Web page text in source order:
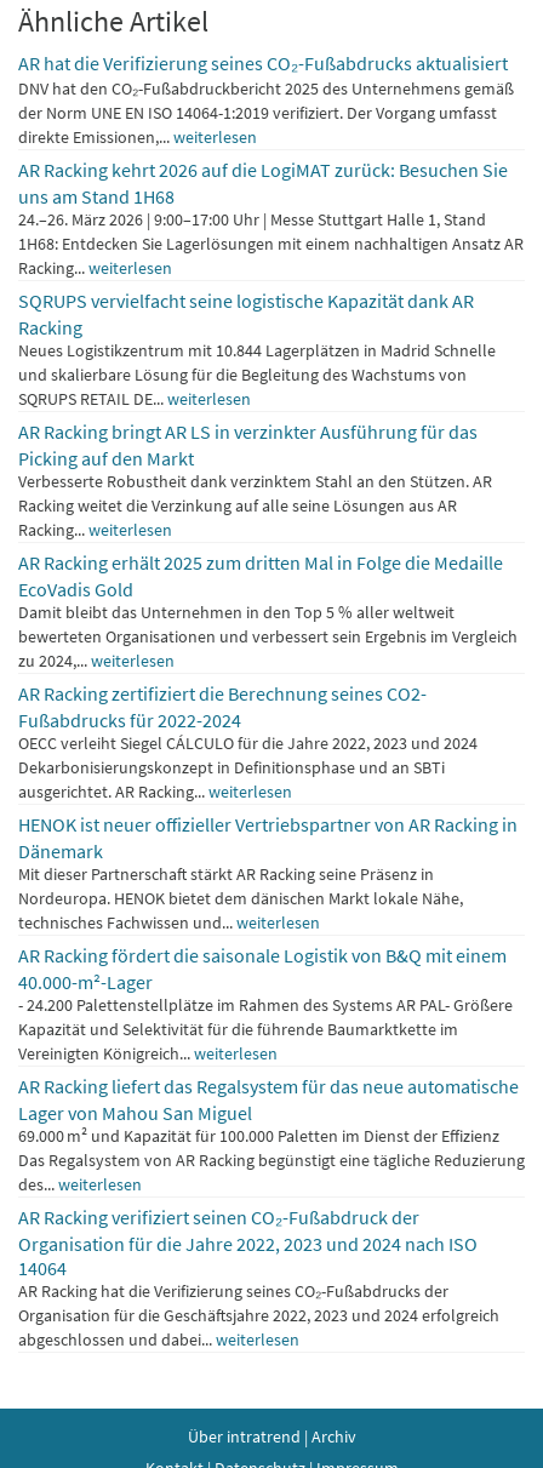
Ähnliche Artikel
AR hat die Verifizierung seines CO₂-Fußabdrucks aktualisiert
DNV hat den CO₂-Fußabdruckbericht 2025 des Unternehmens gemäß
der Norm UNE EN ISO 14064-1:2019 verifiziert. Der Vorgang umfasst
direkte Emissionen,...weiterlesen
AR Racking kehrt 2026 auf die LogiMAT zurück: Besuchen Sie
uns am Stand 1H68
24.–26. März 2026 | 9:00–17:00 Uhr | Messe Stuttgart Halle 1, Stand
1H68: Entdecken Sie Lagerlösungen mit einem nachhaltigen Ansatz AR
Racking...weiterlesen
SQRUPS vervielfacht seine logistische Kapazität dank AR
Racking
Neues Logistikzentrum mit 10.844 Lagerplätzen in Madrid Schnelle
und skalierbare Lösung für die Begleitung des Wachstums von
SQRUPS RETAIL DE...weiterlesen
AR Racking bringt AR LS in verzinkter Ausführung für das
Picking auf den Markt
Verbesserte Robustheit dank verzinktem Stahl an den Stützen. AR
Racking weitet die Verzinkung auf alle seine Lösungen aus AR
Racking...weiterlesen
AR Racking erhält 2025 zum dritten Mal in Folge die Medaille
EcoVadis Gold
Damit bleibt das Unternehmen in den Top 5 % aller weltweit
bewerteten Organisationen und verbessert sein Ergebnis im Vergleich
zu 2024,...weiterlesen
AR Racking zertifiziert die Berechnung seines CO2-
Fußabdrucks für 2022-2024
OECC verleiht Siegel CÁLCULO für die Jahre 2022, 2023 und 2024
Dekarbonisierungskonzept in Definitionsphase und an SBTi
ausgerichtet. AR Racking...weiterlesen
HENOK ist neuer offizieller Vertriebspartner von AR Racking in
Dänemark
Mit dieser Partnerschaft stärkt AR Racking seine Präsenz in
Nordeuropa. HENOK bietet dem dänischen Markt lokale Nähe,
technisches Fachwissen und...weiterlesen
AR Racking fördert die saisonale Logistik von B&Q mit einem
40.000-m²-Lager
- 24.200 Palettenstellplätze im Rahmen des Systems AR PAL- Größere
Kapazität und Selektivität für die führende Baumarktkette im
Vereinigten Königreich...weiterlesen
AR Racking liefert das Regalsystem für das neue automatische
Lager von Mahou San Miguel
69.000 m² und Kapazität für 100.000 Paletten im Dienst der Effizienz
Das Regalsystem von AR Racking begünstigt eine tägliche Reduzierung
des...weiterlesen
AR Racking verifiziert seinen CO₂-Fußabdruck der
Organisation für die Jahre 2022, 2023 und 2024 nach ISO
14064
AR Racking hat die Verifizierung seines CO₂-Fußabdrucks der
Organisation für die Geschäftsjahre 2022, 2023 und 2024 erfolgreich
abgeschlossen und dabei...weiterlesen
Über intratrend | Archiv